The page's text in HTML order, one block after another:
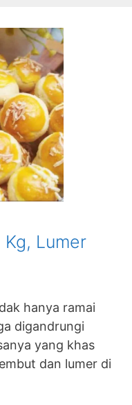
Kg, Lumer
hanya ramai
digandrungi
yang khas
dan lumer di